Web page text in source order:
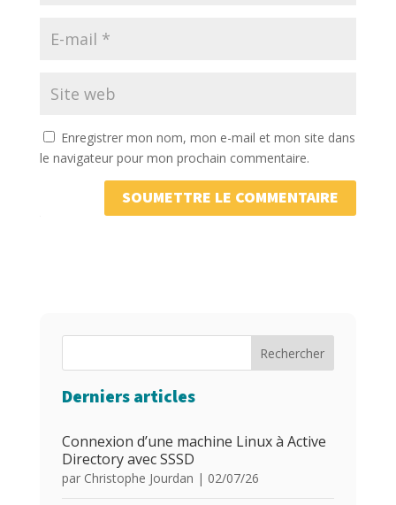
Enregistrer mon nom, mon e-mail et mon site dans
le navigateur pour mon prochain commentaire.
SOUMETTRE LE COMMENTAIRE
Rechercher
Derniers articles
Connexion d’une machine Linux à Active
Directory avec SSSD
par Christophe Jourdan | 02/07/26